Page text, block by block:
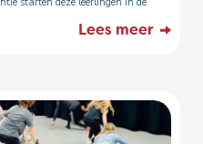
Lees meer